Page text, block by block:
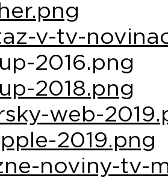
v-tv-
2016.png
2018.png
web-
2019.png
noviny-tv-